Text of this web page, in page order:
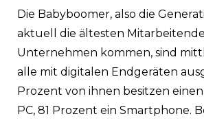
Die Babyboomer, also die
aktuell die ältesten
Unternehmen kommen, sind
alle mit digitalen Endgeräten
Prozent von ihnen besitzen
PC, 81 Prozent ein Smartphone.